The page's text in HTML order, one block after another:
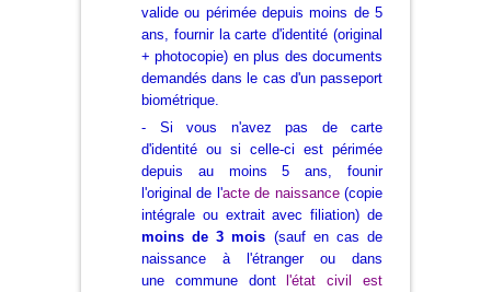
valide ou périmée depuis moins de 5
ans, fournir la carte d'identité (original
+ photocopie) en plus des documents
demandés dans le cas d'un passeport
biométrique.
- Si vous n'avez pas de carte
d'identité ou si celle-ci est périmée
depuis au moins 5 ans, founir
l'original de l'acte de naissance (copie
intégrale ou extrait avec filiation) de
moins de 3 mois (sauf en cas de
naissance à l'étranger ou dans
une commune dont
l'état civil est